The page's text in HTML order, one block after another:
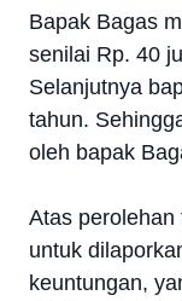
Bapak Bagas
senilai Rp. 40
Selanjutnya
tahun.
oleh bapak
Atas
untuk
keuntungan,